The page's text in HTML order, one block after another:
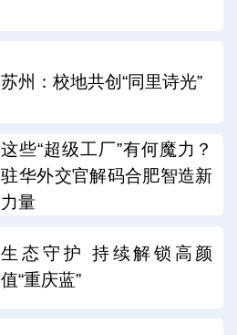
苏州：校地共创“同里诗光”
这些“超级工厂”有何魔力？
驻华外交官解码合肥智造新
力量
生态守护 持续解锁高颜
值“重庆蓝”